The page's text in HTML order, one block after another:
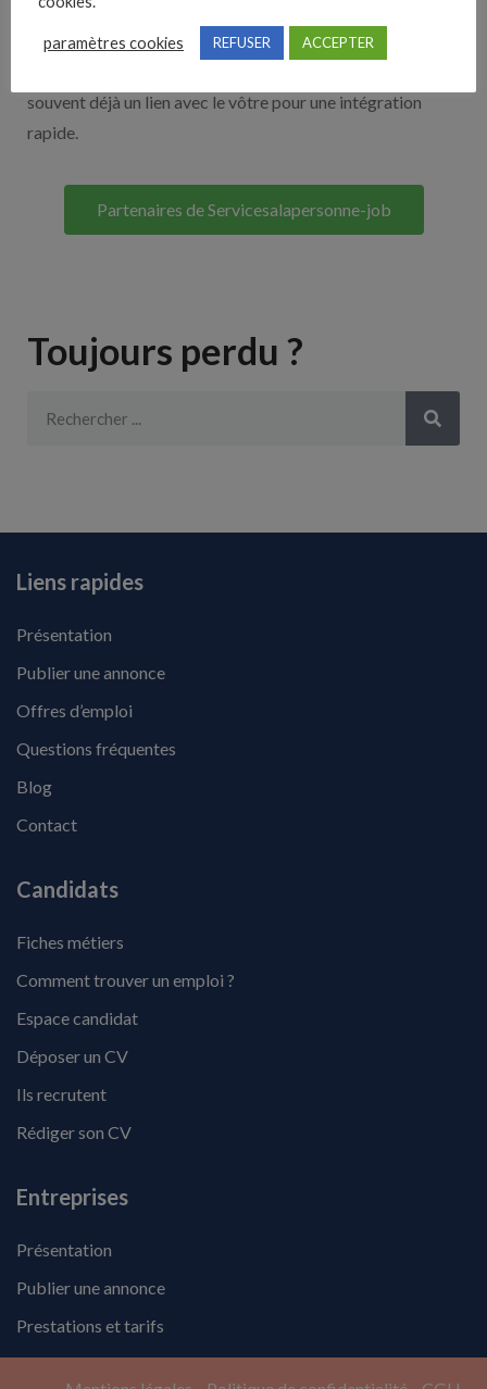
Découvrez nos partenaires ! Moteurs de recherches,
multidiffuseurs, sites payant… nombreux sont nos
souvent déjà un lien avec le vôtre pour une intégration
rapide.
Partenaires de Servicesalapersonne-job
Toujours perdu ?
Liens rapides
Présentation
Publier une annonce
Offres d’emploi
Questions fréquentes
Blog
Contact
Candidats
Fiches métiers
Comment trouver un emploi ?
Espace candidat
Déposer un CV
Ils recrutent
Rédiger son CV
Entreprises
Présentation
Publier une annonce
Prestations et tarifs
paramètres cookies REFUSER ACCEPTER